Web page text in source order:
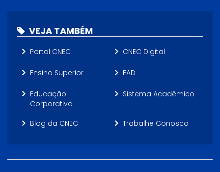
VEJA TAMBÉM
Portal CNEC CNEC Digital
Ensino Superior EAD
Educação
Corporativa
Sistema Acadêmico
Blog da CNEC Trabalhe Conosco